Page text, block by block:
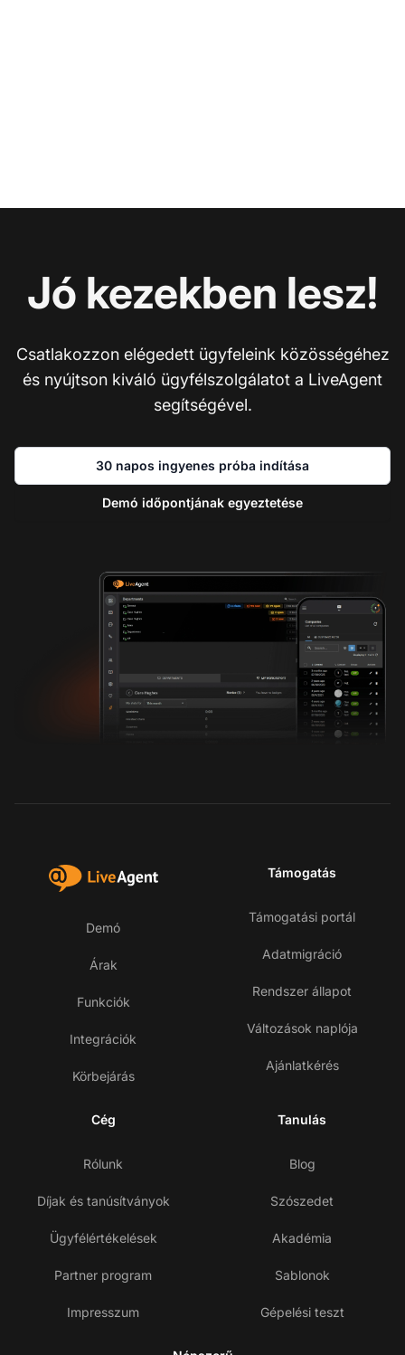
Jó kezekben lesz!
Csatlakozzon elégedett ügyfeleink közösségéhez
és nyújtson kiváló ügyfélszolgálatot a LiveAgent
segítségével.
30 napos ingyenes próba indítása
Demó időpontjának egyeztetése
Demó
Árak
Funkciók
Integrációk
Körbejárás
Támogatás
Támogatási portál
Adatmigráció
Rendszer állapot
Változások naplója
Ajánlatkérés
Cég
Rólunk
Díjak és tanúsítványok
Ügyfélértékelések
Partner program
Impresszum
Tanulás
Blog
Szószedet
Akadémia
Sablonok
Gépelési teszt